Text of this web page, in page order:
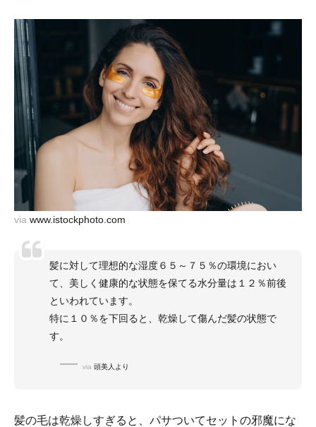
via www.istockphoto.com
髪に対して理想的な湿度６５～７５％の環境におい
て、美しく健康的な状態を保てる水分量は１２％前後
といわれています。
特に１０％を下回ると、乾燥して傷んだ髪の状態で
す。
via 頭美人より
髪の毛は乾燥しすぎると、パサついてセットの邪魔にな